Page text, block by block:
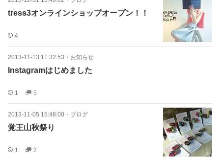
tress3オンラインショップオープン！！
4
2013-11-13 11:32:53 ・ お知らせ
Instagramはじめました
1 5
2013-11-05 15:48:00 ・ ブログ
覚王山秋祭り
1 2